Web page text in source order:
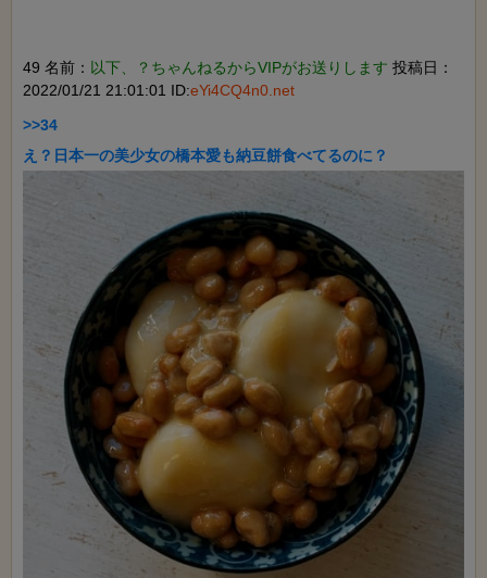
49 名前： 以下、？ちゃんねるからVIPがお送りします 投稿日：
2022/01/21 21:01:01 ID:eYi4CQ4n0.net
>>34